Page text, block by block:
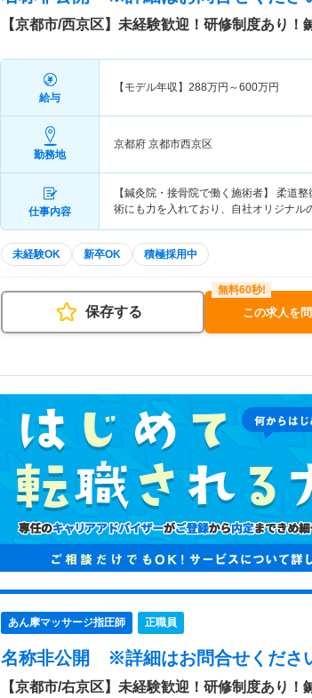
【京都市/西京区】未経験歓迎！研修制度あり
給与
【モデル年収】 288万円～600万円
勤務地
京都府 京都市西京区
仕事内容
【鍼灸院・接骨院で働く施術者】 柔道
術にも力を入れており、自社オリジナ
未経験OK 新卒OK 積極採用中
保存する この求人を
あん摩マッサージ指圧師 正職員
名称非公開 ※詳細はお問合せくださ
【京都市/右京区】未経験歓迎！研修制度あり